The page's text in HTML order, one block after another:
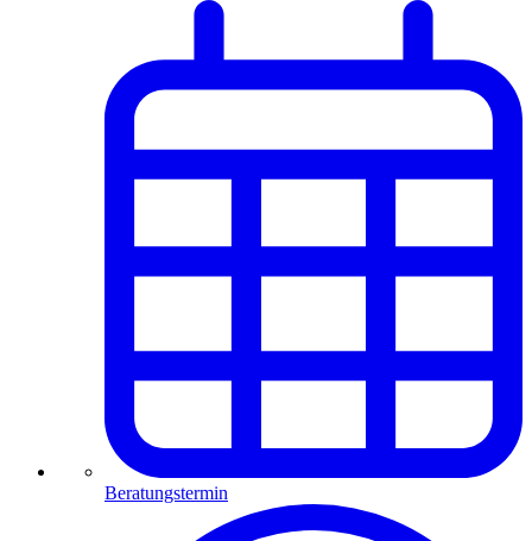
Beratungstermin